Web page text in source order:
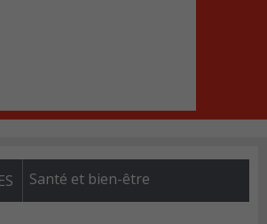
Santé et bien-être